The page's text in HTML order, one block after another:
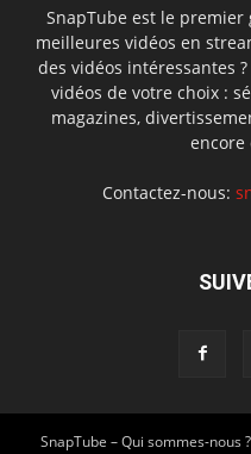
SnapTube est le
meilleures vidéos en
des vidéos intéressantes
vidéos de votre choix :
magazines,
encore
Contactez-nous:
SnapTube – Qui sommes-nous ?